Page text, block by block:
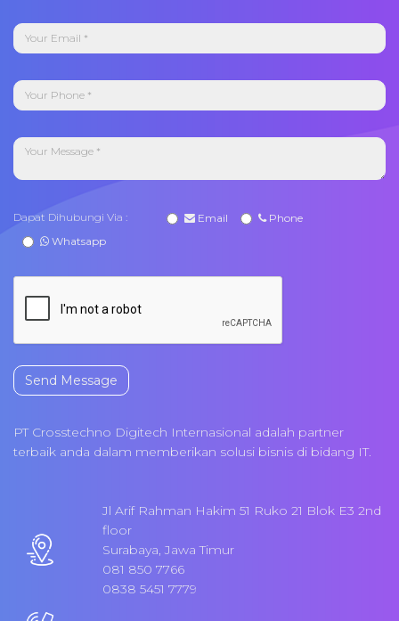
Dapat Dihubungi Via : Email
Phone
Whatsapp
Send Message
PT Crosstechno Digitech Internasional adalah partner
terbaik anda dalam memberikan solusi bisnis di bidang IT.
Jl Arif Rahman Hakim 51 Ruko 21 Blok E3 2nd
floor
Surabaya, Jawa Timur
081 850 7766
0838 5451 7779